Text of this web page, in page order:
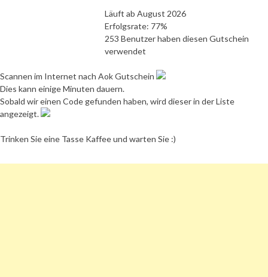
Läuft ab August 2026
Erfolgsrate: 77%
253 Benutzer haben diesen Gutschein
verwendet
Scannen im Internet nach Aok Gutschein
Dies kann einige Minuten dauern.
Sobald wir einen Code gefunden haben, wird dieser in der Liste
angezeigt.
Trinken Sie eine Tasse Kaffee und warten Sie :)